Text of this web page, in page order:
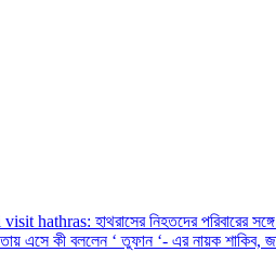
hathras: হাথরাসের নিহতদের পরিবারের সঙ্গে
এসে কী বললেন ‘ তুফান ‘- এর নায়ক শাকিব,